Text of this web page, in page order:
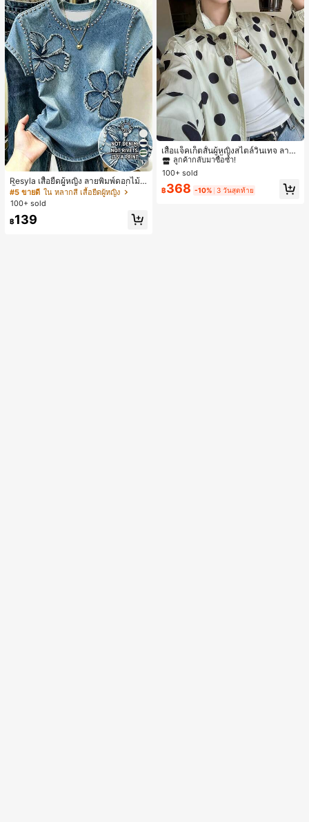
17
Resyla เสื้อยืดผู้หญิง ลายพิมพ์ดอกไม้สี
น้ำเงินวินเทจ เสื้อสำหรับออกไปเที่ยวฤ
ดูร้อน ดีไซน์กราฟิก สบายๆ อเนกประสง
องเที่ยวกลางแจ้ง
#5 ขายดี ใน หลากสี เสื้อยืดผู้หญิง
100+ sold
฿139
เสื้อแจ็คเก็ตสั้นผู้หญิงสไตล์วินเทจ ลายจุ
ดขนาดใหญ่ คอตั้ง เอวเข้ารูป แขนพอง
ทรงหลวม แฟชั่นอเนกประสงค์ สำหรับใ
ส่ประจำวันและไปเที่ยวพักผ่อน
#1 ขายดี
ใน กระเป๋า เสื้อคลุมลำลอง
ลูกค้ากลับมาซื้อซ้ำ!
#1 ขายดี ใน กระเป๋า เสื้อคลุมลำลอง
ลูกค้ากลับมาซื้อซ้ำ!
#1 ขายดี ใน กระเป๋า เสื้อคลุมลำลอง
ลูกค้ากลับมาซื้อซ้ำ!
#1 ขายดี
ใน กระเป๋า เสื้อคลุมลำลอง
100+ sold
฿368 -10% 3 วันสุดท้าย